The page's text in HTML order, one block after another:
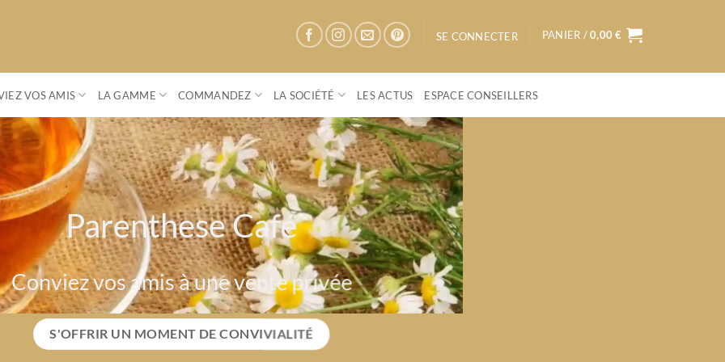
SE CONNECTER PANIER /0,00€
VOS AMIS LA GAMME COMMANDEZ LA SOCIÉTÉ LES ACTUS ESPACE CONSEILLERS
Parenthese Café
Vers un monde Bio, plus sain, plus humain
EXPLORER LA GAMME BIO PARENTHESE CAFÉ